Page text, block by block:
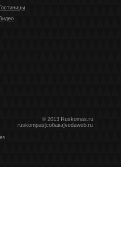
© 2013 Ruskomas.ru
ruskompas[собака]vedaweb.ru